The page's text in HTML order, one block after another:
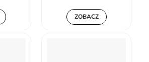
ZOBACZ